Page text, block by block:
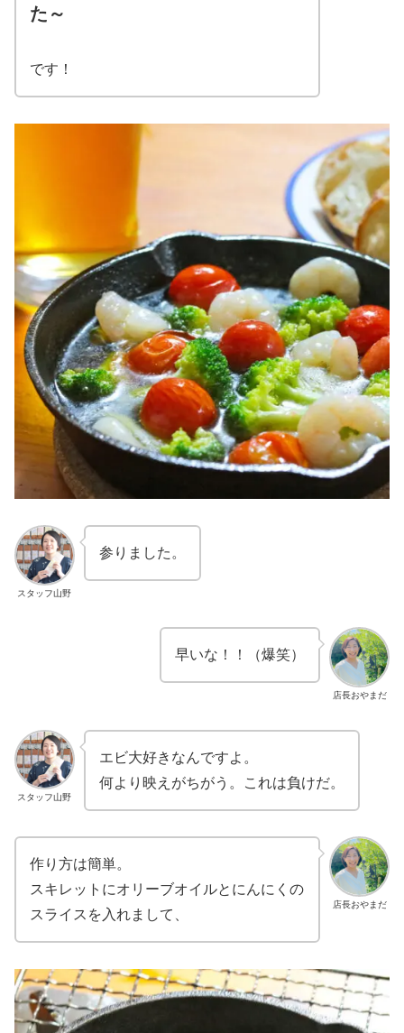
た～
です！
スタッフ山野
参りました。
店長おやまだ
早いな！！（爆笑）
スタッフ山野
エビ大好きなんですよ。
何より映えがちがう。これは負けだ。
店長おやまだ
作り方は簡単。
スキレットにオリーブオイルとにんにくの
スライスを入れまして、